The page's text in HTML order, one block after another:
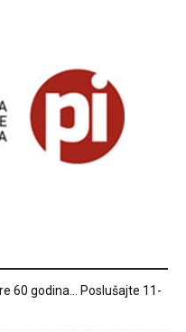
60 godina… Poslušajte 11-